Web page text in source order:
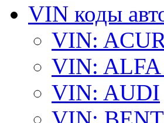
VIN коды
VIN:
VIN: ALFA
VIN: AUDI